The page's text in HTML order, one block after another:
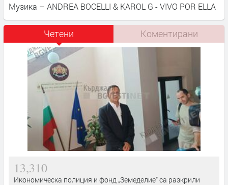
Музика – ANDREA BOCELLI & KAROL G - VIVO POR ELLA
Четени Коментирани
13,310
Икономическа полиция и фонд „Земеделие“ са разкрили